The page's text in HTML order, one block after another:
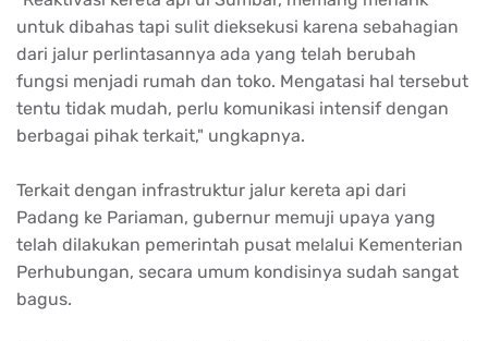
untuk dibahas tapi sulit dieksekusi karena sebahagian
dari jalur perlintasannya ada yang telah berubah
fungsi menjadi rumah dan toko. Mengatasi hal tersebut
tentu tidak mudah, perlu komunikasi intensif dengan
berbagai pihak terkait," ungkapnya.
Terkait dengan infrastruktur jalur kereta api dari
Padang ke Pariaman, gubernur memuji upaya yang
telah dilakukan pemerintah pusat melalui Kementerian
Perhubungan, secara umum kondisinya sudah sangat
bagus.